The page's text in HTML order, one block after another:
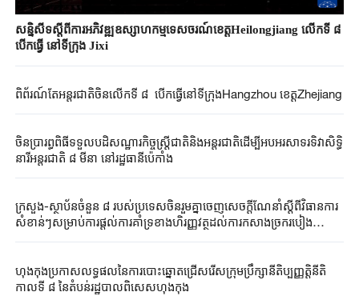
សន្និសីទស្តីពីការអភិវឌ្ឍឧស្សាហកម្មទេសចរណ៍ខេត្តHeilongjiang លើកទី ៨
ពិព័រណ៍តែអន្តរជាតិចិនលើកទី ៨ បើកធ្វើនៅទីក្រុងHangzhou ខេត្តZhejiang
ចិនប្រារព្ធពិធីទទួលបដិសណ្ឋារកិច្ចស្ត្រីជាតិនិងអន្តរជាតិដើម្បីអបអរសាទរទិវាសិទ្ធិ
នារីអន្តរជាតិ ៨ មីនា នៅរដ្ឋធានីប៉េកាំង
ក្រសួង-ស្ថាប័នចំនួន ៨ របស់ប្រទេសចិនរួមគ្នាចេញសេចក្តីណែនាំស្តីពីវិធានការ
សំខាន់ៗសម្រាប់ការផ្តល់ការគាំទ្រខាងហិរញ្ញវត្ថុដល់ការកសាងច្រករបៀង
ហុងកុងប្រកាសលទ្ធផលនៃការបោះឆ្នោតជ្រើសរើសក្រុមប្រឹក្សានីតិប្បញ្ញត្តិនីតិ
កាលទី ៨ នៃតំបន់រដ្ឋបាលពិសេសហុងកុង